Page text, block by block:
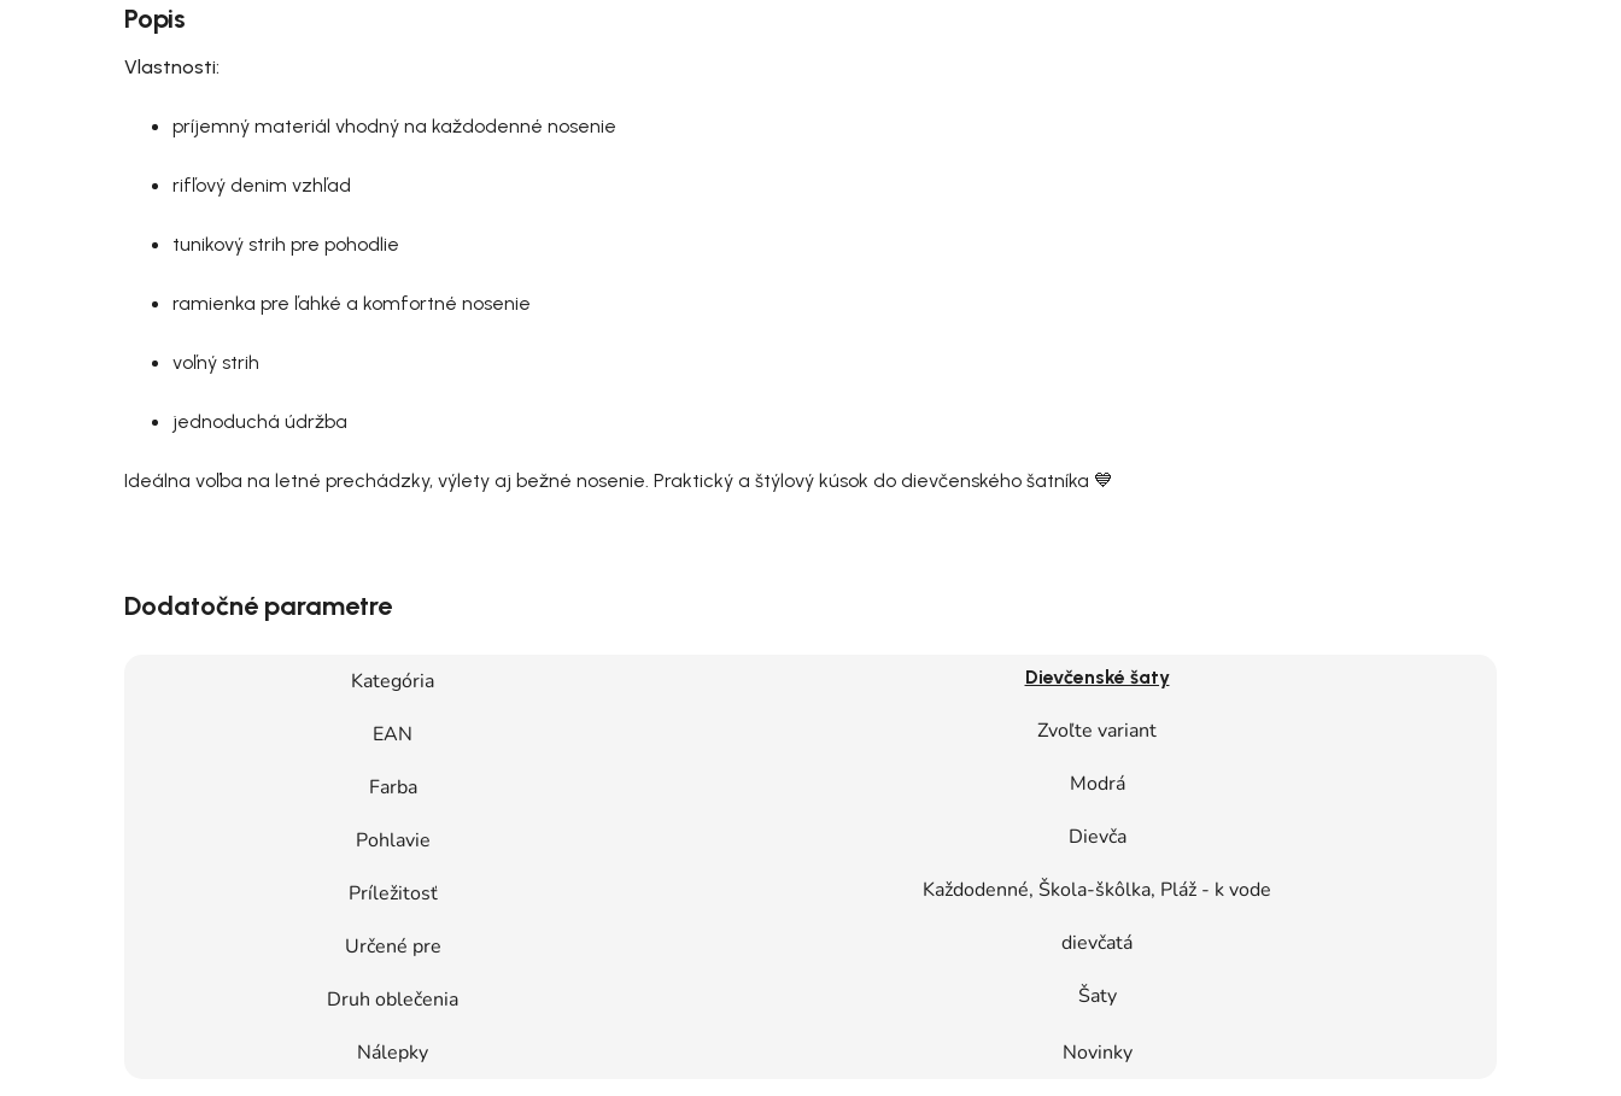
Popis
Vlastnosti:
príjemný materiál vhodný na každodenné nosenie
rifľový denim vzhľad
tunikový strih pre pohodlie
ramienka pre ľahké a komfortné nosenie
voľný strih
jednoduchá údržba
Ideálna voľba na letné prechádzky, výlety aj bežné nosenie. Praktický a štýlový kúsok do dievčenského šatníka 💙
Dodatočné parametre
Kategória Dievčenské šaty
EAN Zvoľte variant
Farba Modrá
Pohlavie Dievča
Príležitosť Každodenné, Škola-škôlka, Pláž - k vode
Určené pre dievčatá
Druh oblečenia Šaty
Nálepky Novinky